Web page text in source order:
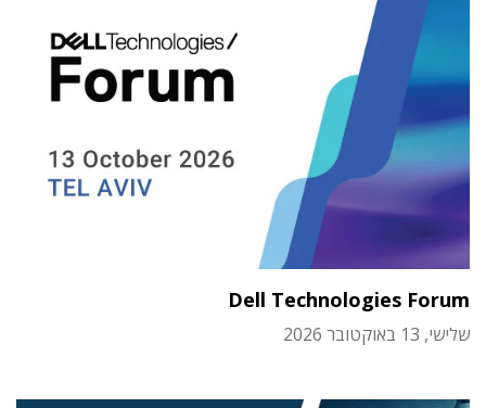
Dell Technologies Forum
שלישי, 13 באוקטובר 2026